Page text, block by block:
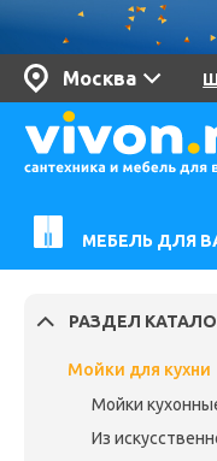
Москва
МЕБЕЛЬ ДЛЯ
РАЗДЕЛ
Мойки для кухни
Мойки
Из